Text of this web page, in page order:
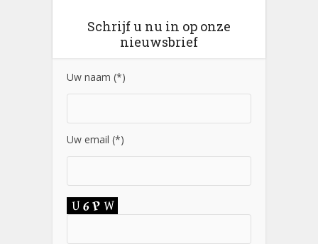
Schrijf u nu in op onze
nieuwsbrief
Uw naam (*)
Uw email (*)